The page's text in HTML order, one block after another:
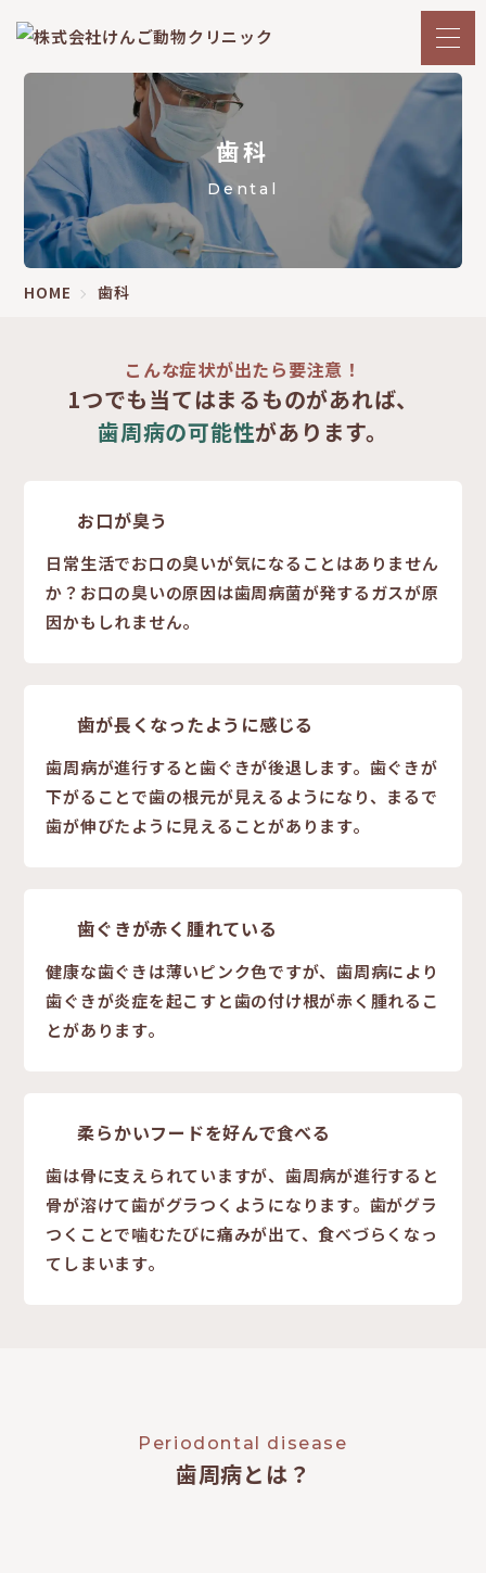
歯科
Dental
HOME 歯科
こんな症状が出たら要注意！
1つでも当てはまるものがあれば、
歯周病の可能性があります。
お口が臭う
日常生活でお口の臭いが気になることはありません
か？お口の臭いの原因は歯周病菌が発するガスが原
因かもしれません。
歯が長くなったように感じる
歯周病が進行すると歯ぐきが後退します。歯ぐきが
下がることで歯の根元が見えるようになり、まるで
歯が伸びたように見えることがあります。
歯ぐきが赤く腫れている
健康な歯ぐきは薄いピンク色ですが、歯周病により
歯ぐきが炎症を起こすと歯の付け根が赤く腫れるこ
とがあります。
柔らかいフードを好んで食べる
歯は骨に支えられていますが、歯周病が進行すると
骨が溶けて歯がグラつくようになります。歯がグラ
つくことで噛むたびに痛みが出て、食べづらくなっ
てしまいます。
Periodontal disease
歯周病とは？